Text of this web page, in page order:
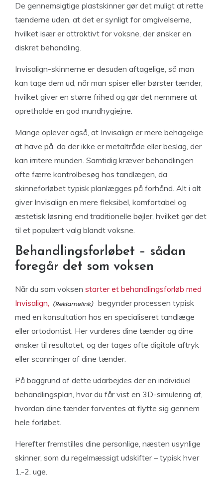
De gennemsigtige plastskinner gør det muligt at rette
tænderne uden, at det er synligt for omgivelserne,
hvilket især er attraktivt for voksne, der ønsker en
diskret behandling.
Invisalign-skinnerne er desuden aftagelige, så man
kan tage dem ud, når man spiser eller børster tænder,
hvilket giver en større frihed og gør det nemmere at
opretholde en god mundhygiejne.
Mange oplever også, at Invisalign er mere behagelige
at have på, da der ikke er metaltråde eller beslag, der
kan irritere munden. Samtidig kræver behandlingen
ofte færre kontrolbesøg hos tandlægen, da
skinneforløbet typisk planlægges på forhånd. Alt i alt
giver Invisalign en mere fleksibel, komfortabel og
æstetisk løsning end traditionelle bøjler, hvilket gør det
til et populært valg blandt voksne.
Behandlingsforløbet – sådan
foregår det som voksen
Når du som voksen starter et behandlingsforløb med
Invisalign,
begynder processen typisk
med en konsultation hos en specialiseret tandlæge
eller ortodontist. Her vurderes dine tænder og dine
ønsker til resultatet, og der tages ofte digitale aftryk
eller scanninger af dine tænder.
På baggrund af dette udarbejdes der en individuel
behandlingsplan, hvor du får vist en 3D-simulering af,
hvordan dine tænder forventes at flytte sig gennem
hele forløbet.
Herefter fremstilles dine personlige, næsten usynlige
skinner, som du regelmæssigt udskifter – typisk hver
1.-2. uge.